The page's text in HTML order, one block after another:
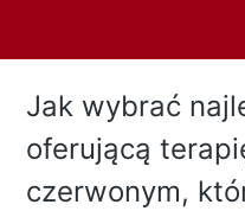
Jak wybrać
oferującą
czerwonym,